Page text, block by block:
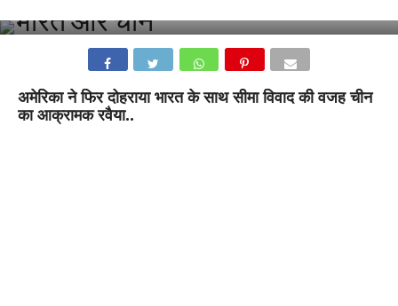
अमेरिका ने फिर दोहराया भारत के साथ सीमा विवाद की वजह चीन
का आक्रामक रवैया..